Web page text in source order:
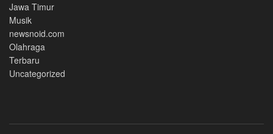
Jawa Timur
Musik
newsnoid.com
Olahraga
Terbaru
Uncategorized